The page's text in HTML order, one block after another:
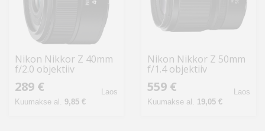
Nikon Nikkor Z 40mm
f/2.0 objektiiv
289 €
Kuumakse al. 9,85 €
Laos
Nikon Nikkor Z 50mm
f/1.4 objektiiv
559 €
Kuumakse al. 19,05 €
Laos